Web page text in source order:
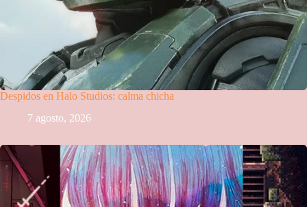
Despidos en Halo Studios: calma chicha
7 agosto, 2026